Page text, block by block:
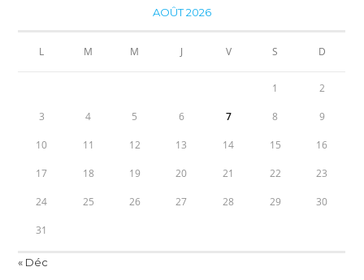
AOÛT 2026
L M M J V S D
1 2
3 4 5 6 7 8 9
10 11 12 13 14 15 16
17 18 19 20 21 22 23
24 25 26 27 28 29 30
31
« Déc